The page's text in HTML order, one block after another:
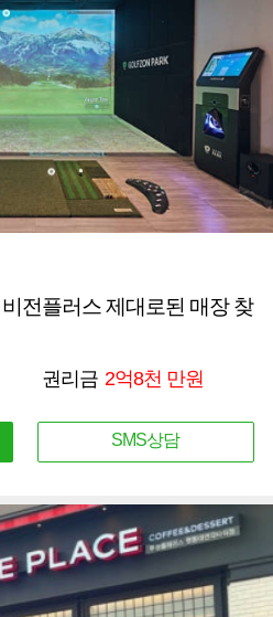
전플러스 제대로된 매장 찾
권리금 2억8천 만원
SMS상담